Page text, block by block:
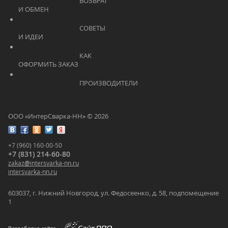
ООО «ИнтерСварка-НН» © 2026
+7 (960) 160-00-50
+7 (831) 214-60-80
zakaz@intersvarka-nn.ru
intersvarka-nn.ru
603037, г. Нижний Новгород, ул. Федосеенко, д. 58, подпомещение
1